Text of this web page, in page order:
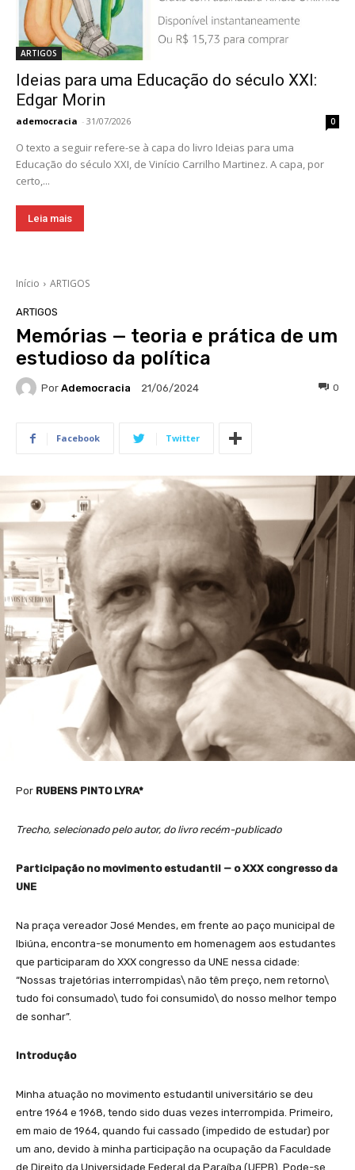
ARTIGOS
Ideias para uma Educação do século XXI:
Edgar Morin
ademocracia - 31/07/2026 0
O texto a seguir refere-se à capa do livro Ideias para uma
Educação do século XXI, de Vinício Carrilho Martinez. A capa, por
certo,...
Leia mais